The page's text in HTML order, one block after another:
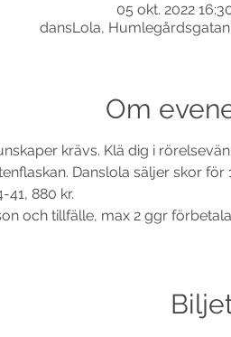
05 okt. 2022
dansLola,
Om
krävs. Klä dig i
Danslola säljer skor för
41, 880 kr.
och tillfälle, max 2 ggr